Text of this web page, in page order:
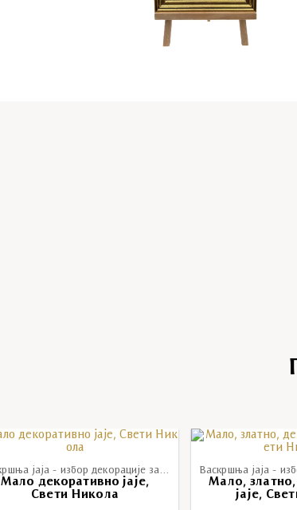
Васкршња јаја - избор декорације за васкршња јаја
Мало декоративно јаје,
Свети Никола
Мало,
јаје,